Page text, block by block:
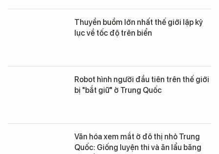
Thuyền buồm lớn nhất thế giới lập kỷ
lục về tốc độ trên biển
Robot hình người đầu tiên trên thế giới
bị "bắt giữ" ở Trung Quốc
Văn hóa xem mắt ở đô thị nhỏ Trung
Quốc: Giống luyện thi và ăn lẩu băng